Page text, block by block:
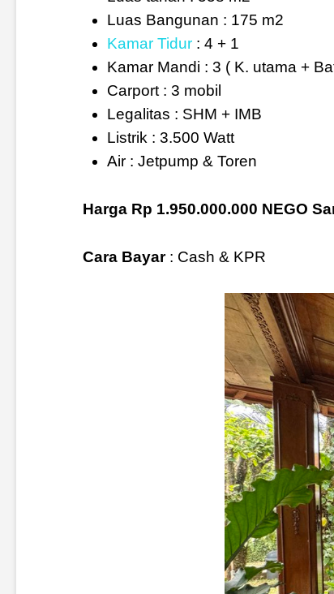
Luas Bangunan : 175 m2
Kamar Tidur: 4 + 1
Kamar Mandi : 3 ( K. utama +
Carport : 3 mobil
Legalitas : SHM + IMB
Listrik : 3.500 Watt
Air : Jetpump & Toren
Harga Rp 1.950.000.000 NEGO
Cara Bayar: Cash & KPR